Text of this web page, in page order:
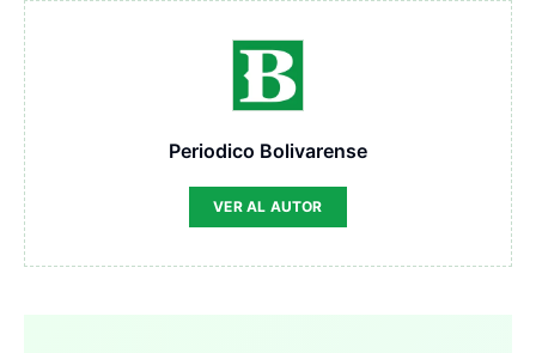
Periodico Bolivarense
VER AL AUTOR